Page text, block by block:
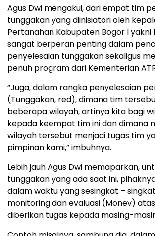
Agus Dwi mengakui, dari empat tim
tunggakan yang diinisiatori oleh
Pertanahan Kabupaten Bogor I yakni
sangat berperan penting dalam
penyelesaian tunggakan sekaligus
penuh program dari Kementerian
“Juga, dalam rangka penyelesaian
(Tunggakan, red), dimana tim
beberapa wilayah, artinya kita bagi
kepada keempat tim ini dan dimana
wilayah tersebut menjadi tugas tim
pimpinan kami,” imbuhnya.
Lebih jauh Agus Dwi memaparkan,
tunggakan yang ada saat ini,
dalam waktu yang sesingkat –
monitoring dan evaluasi (Monev)
diberikan tugas kepada masing-